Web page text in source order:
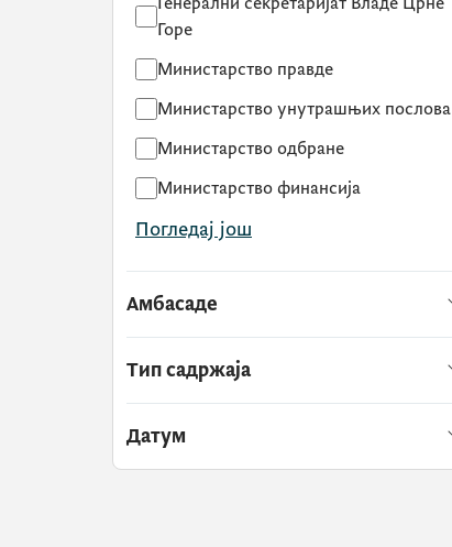
Горе
Министарство правде
Министарство унутрашњих послова
Министарство одбране
Министарство финансија
Погледај још
Амбасаде
Тип садржаја
Датум